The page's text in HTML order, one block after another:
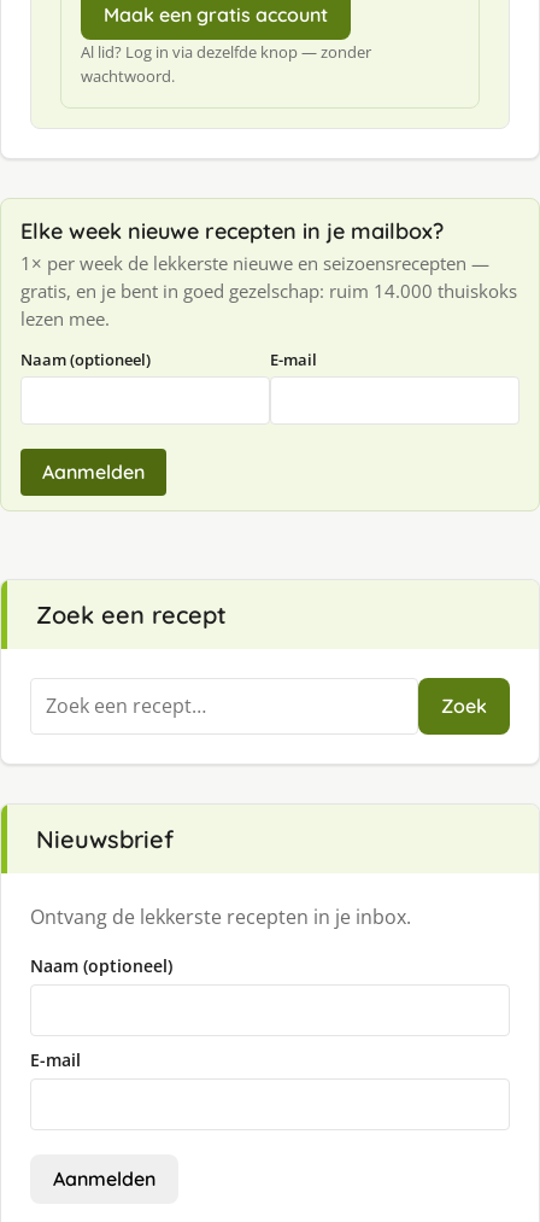
Maak een gratis account
Al lid? Log in via dezelfde knop — zonder
wachtwoord.
Elke week nieuwe recepten in je mailbox?
1× per week de lekkerste nieuwe en seizoensrecepten —
gratis, en je bent in goed gezelschap: ruim 14.000 thuiskoks
lezen mee.
Naam (optioneel) E-mail
Aanmelden
Zoek een recept
Zoeken
naar:
Zoek
Nieuwsbrief
Ontvang de lekkerste recepten in je inbox.
Naam (optioneel)
E-mail
Aanmelden